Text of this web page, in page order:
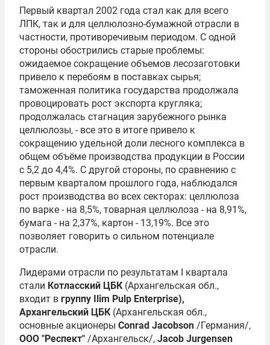
Первый квартал 2002 года стал как для всего
ЛПК, так и для целлюлозно-бумажной отрасли в
частности, противоречивым периодом. С одной
стороны обострились старые проблемы:
ожидаемое сокращение объемов лесозаготовки
привело к перебоям в поставках сырья;
таможенная политика государства продолжала
провоцировать рост экспорта кругляка;
продолжалась стагнация зарубежного рынка
целлюлозы, - все это в итоге привело к
сокращению удельной доли лесного комплекса в
общем объёме производства продукции в России
с 5,2 до 4,4%. С другой стороны, по сравнению с
первым кварталом прошлого года, наблюдался
рост производства во всех секторах: целлюлоза
по варке - на 8,5%, товарная целлюлоза - на 8,91%,
бумага - на 2,37%, картон - 13,19%. Все это
позволяет говорить о сильном потенциале
отрасли.
Лидерами отрасли по результатам I квартала
стали Котласский ЦБК(Архангельская обл.,
входит в группу Ilim Pulp Enterprise),
Архангельский ЦБК(Архангельская обл.,
основные акционеры Conrad Jacobson /Германия/,
ООО "Респект" /Архангельск/, Jacob Jurgensen